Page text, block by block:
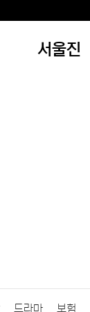
서울진
드라마 보험